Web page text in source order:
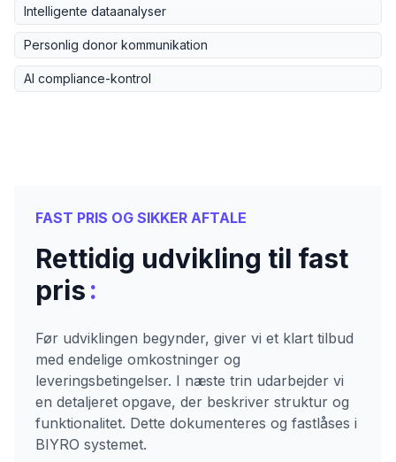
Intelligente dataanalyser
Personlig donor kommunikation
AI compliance-kontrol
FAST PRIS OG SIKKER AFTALE
Rettidig udvikling til fast
pris:
Før udviklingen begynder, giver vi et klart tilbud
med endelige omkostninger og
leveringsbetingelser. I næste trin udarbejder vi
en detaljeret opgave, der beskriver struktur og
funktionalitet. Dette dokumenteres og fastlåses i
BIYRO systemet.